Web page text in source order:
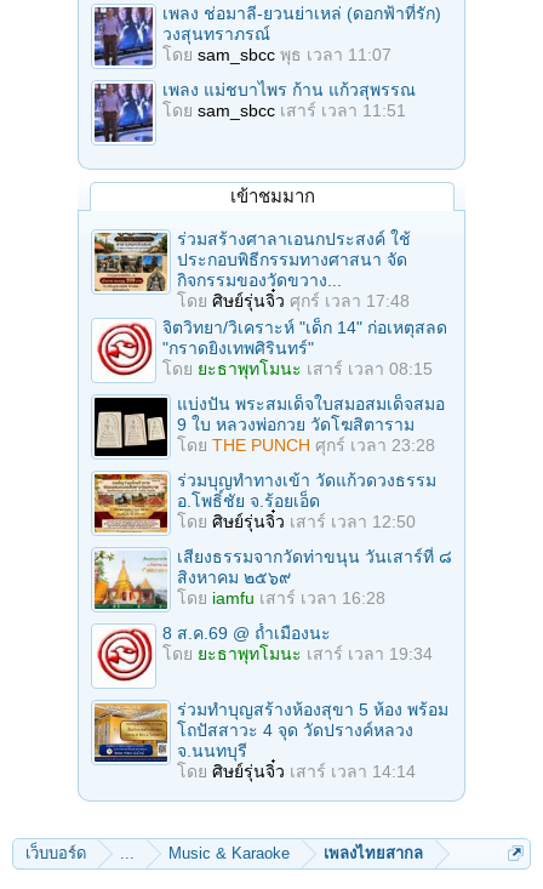
เพลง ช่อมาลี-ยวนย่าเหล่ (ดอกฟ้าที่รัก)
วงสุนทราภรณ์
โดย sam_sbcc พุธ เวลา 11:07
เพลง แม่ชบาไพร ก้าน แก้วสุพรรณ
โดย sam_sbcc เสาร์ เวลา 11:51
เข้าชมมาก
ร่วมสร้างศาลาเอนกประสงค์ ใช้
ประกอบพิธีกรรมทางศาสนา จัด
กิจกรรมของวัดขวาง...
โดย ศิษย์รุ่นจิ๋ว ศุกร์ เวลา 17:48
จิตวิทยา/วิเคราะห์ "เด็ก 14" ก่อเหตุสลด
"กราดยิงเทพศิรินทร์"
โดย ยะธาพุทโมนะ เสาร์ เวลา 08:15
แบ่งปัน พระสมเด็จใบสมอสมเด็จสมอ
9 ใบ หลวงพ่อกวย วัดโฆสิตาราม
โดย THE PUNCH ศุกร์ เวลา 23:28
ร่วมบุญทําทางเข้า วัดแก้วดวงธรรม
อ.โพธิ์ชัย จ.ร้อยเอ็ด
โดย ศิษย์รุ่นจิ๋ว เสาร์ เวลา 12:50
เสียงธรรมจากวัดท่าขนุน วันเสาร์ที่ ๘
สิงหาคม ๒๕๖๙
โดย iamfu เสาร์ เวลา 16:28
8 ส.ค.69 @ ถ้ำเมืองนะ
โดย ยะธาพุทโมนะ เสาร์ เวลา 19:34
ร่วมทําบุญสร้างห้องสุขา 5 ห้อง พร้อม
โถปัสสาวะ 4 จุด วัดปรางค์หลวง
จ.นนทบุรี
โดย ศิษย์รุ่นจิ๋ว เสาร์ เวลา 14:14
เว็บบอร์ด ... Music & Karaoke เพลงไทยสากล